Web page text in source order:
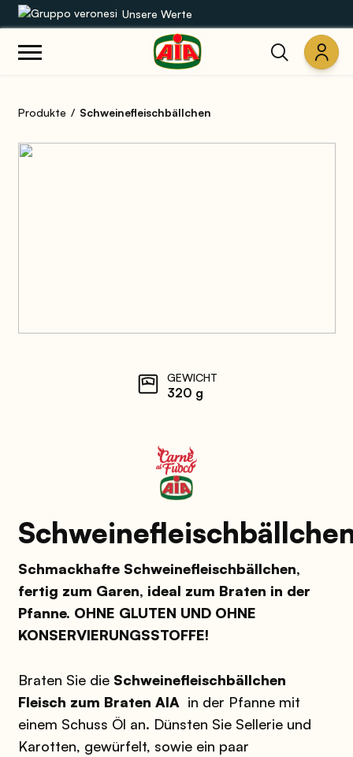
Unsere Werte
Rezepte
Produkte Schweinefleischbällchen
GEWICHT
320 g
Schmackhafte Schweinefleischbällchen,
fertig zum Garen, ideal zum Braten in der
Pfanne. OHNE GLUTEN UND OHNE
KONSERVIERUNGSSTOFFE!
Braten Sie dieSchweinefleischbällchen
Fleisch zum Braten AIA in der Pfanne mit
einem Schuss Öl an. Dünsten Sie Sellerie und
Karotten, gewürfelt, sowie ein paar